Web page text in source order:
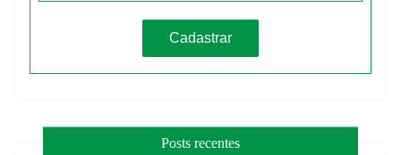
Posts recentes